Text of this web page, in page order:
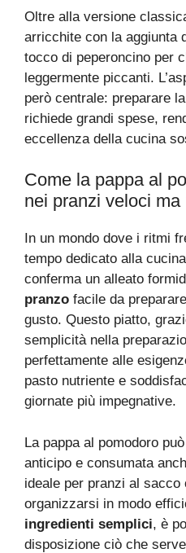
Oltre alla versione
arricchite con la aggiunta
tocco di peperoncino per
leggermente piccanti.
però centrale: preparare
richiede grandi spese,
eccellenza della cucina
Come la pappa al
nei pranzi veloci
In un mondo dove i ritmi
tempo dedicato alla
conferma un alleato
pranzo facile da
gusto. Questo piatto,
semplicità nella
perfettamente alle
pasto nutriente e
giornate più impegnative.
La pappa al pomodoro
anticipo e consumata
ideale per pranzi al sacco
organizzarsi in modo
ingredienti semplici, è
disposizione ciò che